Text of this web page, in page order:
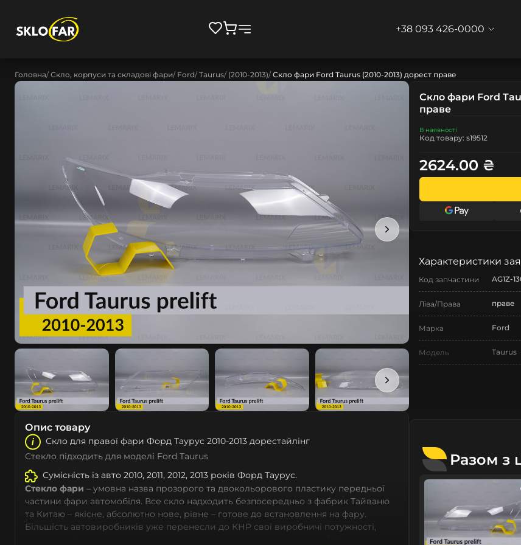
+38 093 426-0000
Головна Скло, корпуси та складові фари Ford Taurus (2010-2013) Скло фари Ford Taurus (2010-2013) дорест праве
Опис товару
Скло для правої фари Форд Таурус 2010-2013 дорестайлінг
Стекло підходить для моделі Ford Taurus
Сумісність із авто 2010, 2011, 2012, 2013 років Форд Таурус.
Стекло фари – умовна назва прозорого та двокольорового пластику передньої
частини фари автомобіля. Все скло надходить безпосередньо з фабрик Тайваню
та Китаю – якісне, абсолютно нове, рівне – готове до встановлення на фару.
Більшість автовиробників уже перенесли до КНР свої виробничі потужності,
тому не слід дивуватися, що до 90% запчастин до сучасних автомобілів мають
Скло фари Ford
праве
В наявності
Код товару: s19512
2624.00 ₴
Характеристики
Код запчастини AG1Z-
Ліва/Права праве
Марка Ford
Модель Taurus
Рік випуску
Рестайлінг/
Дорестайлінг
Нове
Тип запчастини Аналог
Разом з